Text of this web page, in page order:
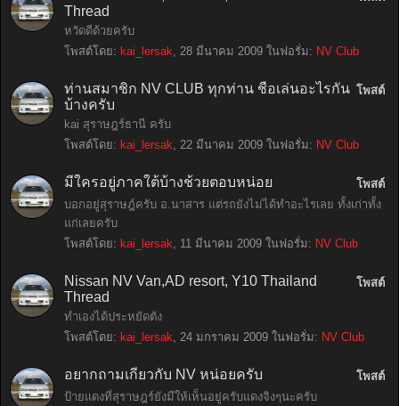
Thread
หวัดดีด้วยครับ
โพสต์โดย: kai_lersak, 28 มีนาคม 2009 ในฟอรั่ม: NV Club
โพสต์
ท่านสมาชิก NV CLUB ทุกท่าน ชื่อเล่นอะไรกัน
บ้างครับ
kai สุราษฎร์ธานี ครับ
โพสต์โดย: kai_lersak, 22 มีนาคม 2009 ในฟอรั่ม: NV Club
โพสต์
มีใครอยู่ภาคใต้บ้างช้วยตอบหน่อย
บอกอยู่สุราษฎ์ครับ อ.นาสาร แต่รถยังไม่ได้ทำอะไรเลย ทั้งเก่าทั้ง
แก่เลยครับ
โพสต์โดย: kai_lersak, 11 มีนาคม 2009 ในฟอรั่ม: NV Club
โพสต์
Nissan NV Van,AD resort, Y10 Thailand
Thread
ทำเองได้ประหยัดตัง
โพสต์โดย: kai_lersak, 24 มกราคม 2009 ในฟอรั่ม: NV Club
โพสต์
อยากถามเกี่ยวกับ NV หน่อยครับ
ป้ายแดงที่สุราษฎร์ยังมีให้เห็นอยู่ครับแดงจิงๆนะครับ